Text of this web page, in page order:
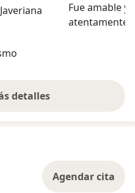
Fue amable y
atentamente,
detalles
la experiencia
Agendar cita